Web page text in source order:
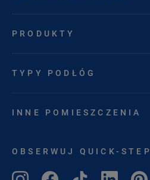
PRODUKTY
TYPY PODŁÓG
INNE POMIESZCZENIA
OBSERWUJ QUICK-STEP